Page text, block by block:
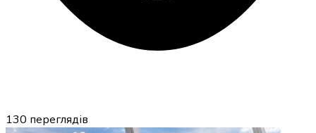
130 переглядів